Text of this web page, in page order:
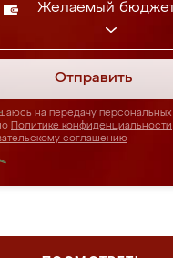
Желаемый
Отправить
на передачу
Политике конфиденциальности
соглашению